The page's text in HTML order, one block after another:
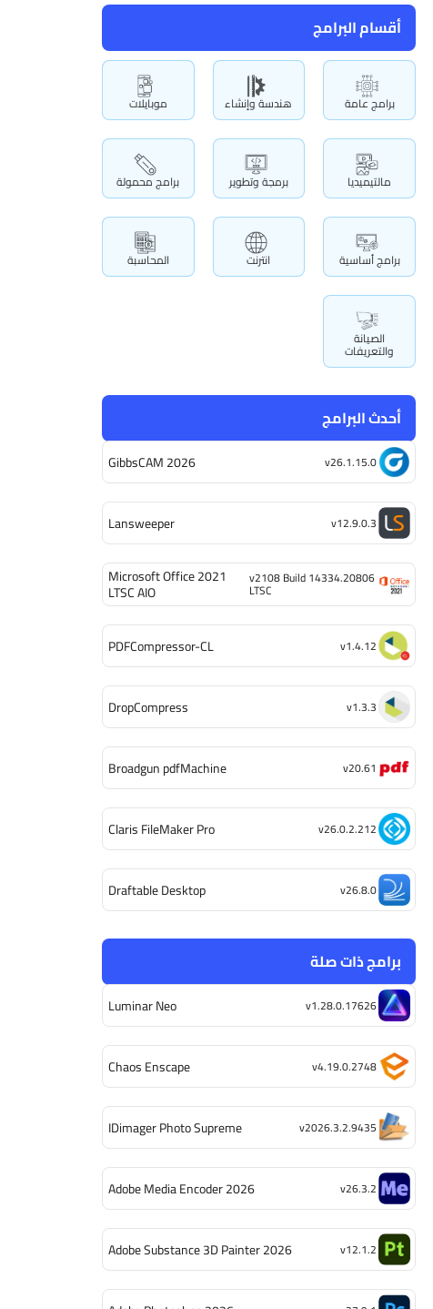
أقسام البرامج
برامج عامة هندسة وإنشاء موبايلات
مالتيميديا برمجة وتطوير برامج محمولة
برامج أساسية انترنت المحاسبة
الصيانة
والتعريفات
أحدث البرامج
GibbsCAM 2026 v26.1.15.0
Lansweeper v12.9.0.3
Microsoft Office 2021
LTSC AIO
v2108 Build 14334.20806
LTSC
PDFCompressor-CL v1.4.12
DropCompress v1.3.3
Broadgun pdfMachine v20.61
Claris FileMaker Pro v26.0.2.212
Draftable Desktop v26.8.0
برامج ذات صلة
Luminar Neo v1.28.0.17626
Chaos Enscape v4.19.0.2748
IDimager Photo Supreme v2026.3.2.9435
Adobe Media Encoder 2026 v26.3.2
Adobe Substance 3D Painter 2026 v12.1.2